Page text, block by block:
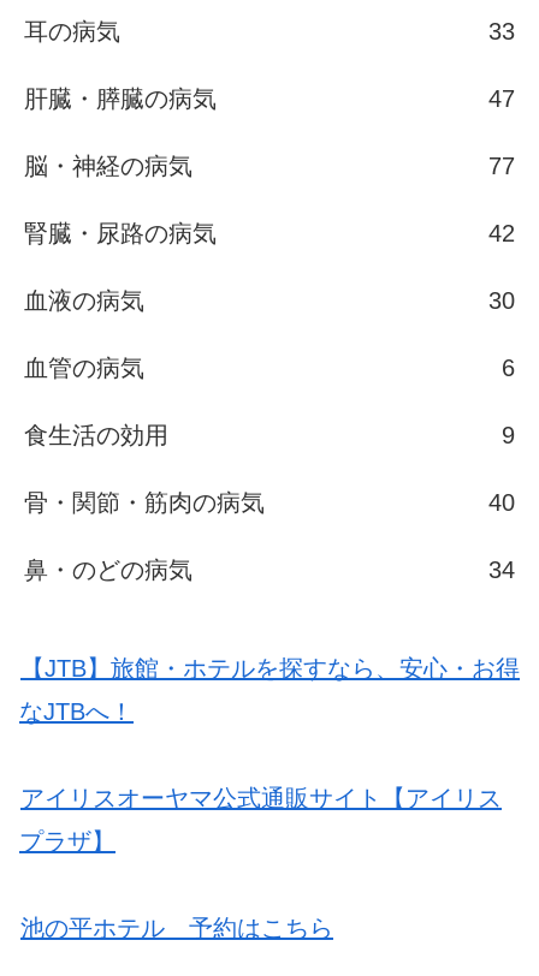
耳の病気 33
肝臓・膵臓の病気 47
脳・神経の病気 77
腎臓・尿路の病気 42
血液の病気 30
血管の病気 6
食生活の効用 9
骨・関節・筋肉の病気 40
鼻・のどの病気 34
【JTB】旅館・ホテルを探すなら、安心・お得
なJTBへ！
アイリスオーヤマ公式通販サイト【アイリス
プラザ】
池の平ホテル 予約はこちら